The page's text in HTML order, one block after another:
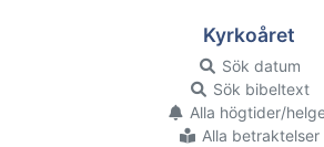
Kyrkoåret
Sök datum
Sök bibeltext
Alla högtider/
Alla betraktelser